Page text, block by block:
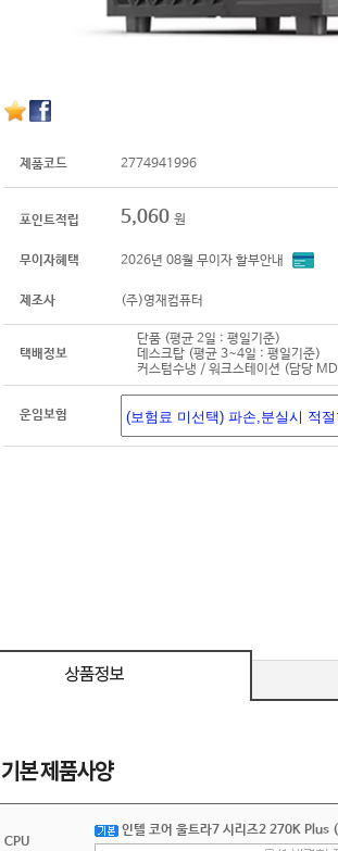
제품코드 2774941996
포인트적립 5,060 원
무이자혜택 2026년 08월 무이자 할부안내
제조사 (주)영재컴퓨터
택배정보
단품 (평균 2일 : 평일기준)
데스크탑 (평균 3~4일 : 평일기준)
커스텀수냉 / 워크스테이션 (담당
운임보험
CPU
인텔 코어 울트라7 시리즈2 270K Plus